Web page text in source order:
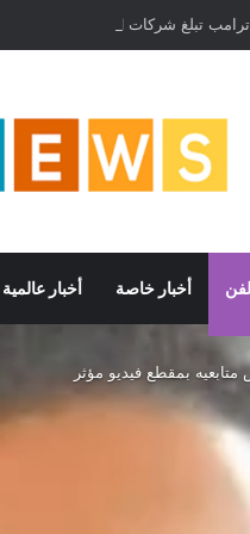
أخبار خاصة أخبار عالمية
بمقطع فيديو مؤثر